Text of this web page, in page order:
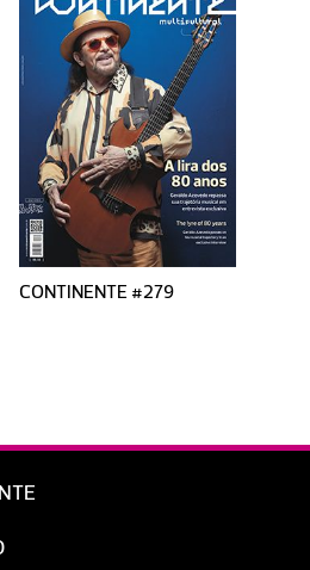
CONTINENTE #279